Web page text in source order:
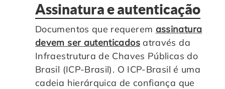
Assinatura e autenticação
Documentos que requerem assinatura
devem ser autenticadosatravés da
Infraestrutura de Chaves Públicas do
Brasil (ICP-Brasil). O ICP-Brasil é uma
cadeia hierárquica de confiança que